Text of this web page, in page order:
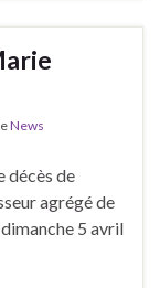
News
décès de
agrégé de
5 avril